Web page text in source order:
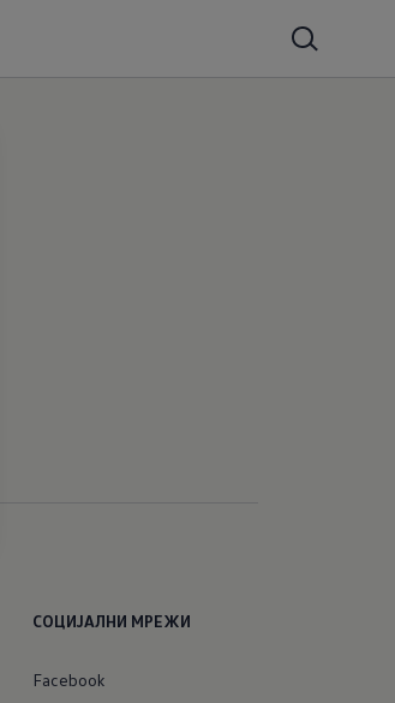
СОЦИЈАЛНИ МРЕЖИ
Facebook